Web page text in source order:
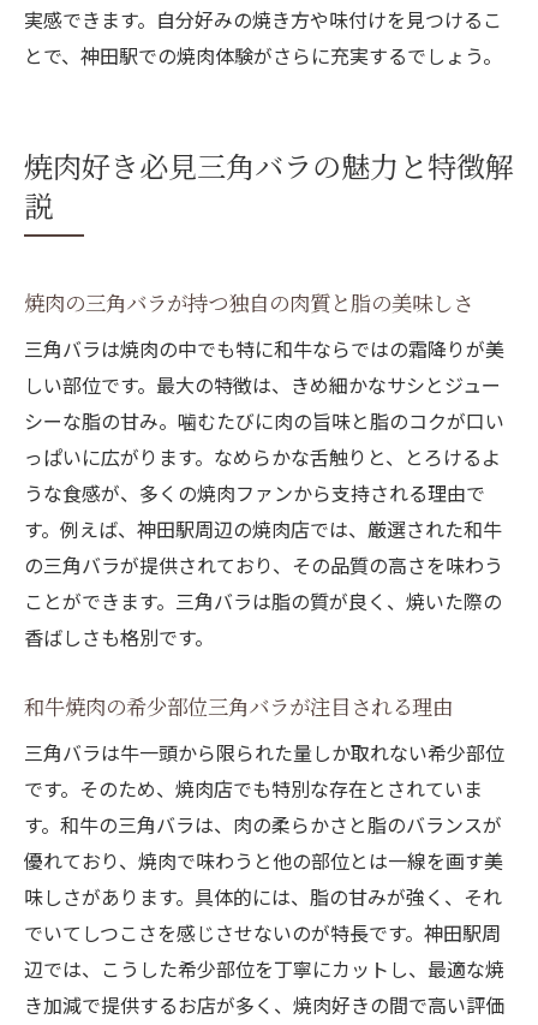
焼肉三角バラを美味しく焼くための基本テ
クニック
焼肉の三角バラをさらに美味しく味わうコ
技
焼肉通が実践する三角バラの美味しい食べ
方
焼肉三角バラを家庭でも美味しく仕上げる
方法
神田駅周辺で三角バラを満喫する方法を伝授
神田駅周辺で焼肉三角バラを楽しむポイン
ト
焼肉好きのための三角バラ店選びのコツ
焼肉三角バラを神田駅近で味わう楽しみ方
神田駅で三角バラの焼肉を満喫するための
和牛焼肉三角バラを神田駅で堪能する流れ
焼肉体験を充実させる神田駅周辺の三角バ
ラ情報
焼肉通が語る三角バラの選び方と楽しみ方
焼肉通が教える三角バラの選び方とポイン
ト
三角バラを焼肉で楽しむための部位の見分
実感できます。自分好みの焼き方や味付けを見つけるこ
とで、神田駅での焼肉体験がさらに充実するでしょう。
焼肉好き必見三角バラの魅力と特徴解
説
焼肉の三角バラが持つ独自の肉質と脂の美味しさ
三角バラは焼肉の中でも特に和牛ならではの霜降りが美
しい部位です。最大の特徴は、きめ細かなサシとジュー
シーな脂の甘み。噛むたびに肉の旨味と脂のコクが口い
っぱいに広がります。なめらかな舌触りと、とろけるよ
うな食感が、多くの焼肉ファンから支持される理由で
す。例えば、神田駅周辺の焼肉店では、厳選された和牛
の三角バラが提供されており、その品質の高さを味わう
ことができます。三角バラは脂の質が良く、焼いた際の
香ばしさも格別です。
和牛焼肉の希少部位三角バラが注目される理由
三角バラは牛一頭から限られた量しか取れない希少部位
です。そのため、焼肉店でも特別な存在とされていま
す。和牛の三角バラは、肉の柔らかさと脂のバランスが
優れており、焼肉で味わうと他の部位とは一線を画す美
味しさがあります。具体的には、脂の甘みが強く、それ
でいてしつこさを感じさせないのが特長です。神田駅周
辺では、こうした希少部位を丁寧にカットし、最適な焼
き加減で提供するお店が多く、焼肉好きの間で高い評価